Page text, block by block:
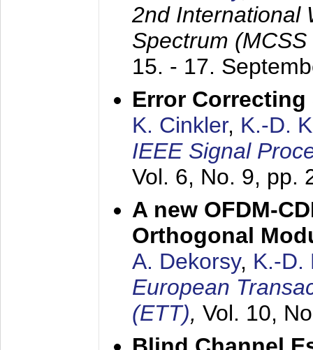
2nd International
Spectrum
15. - 17.
Error
K. Cinkler, K.-D.
IEEE Signal
Vol. 6, No. 9, pp.
A new OFDM-
Orthogonal
A. Dekorsy, K.-D.
European
(ETT), Vol. 10,